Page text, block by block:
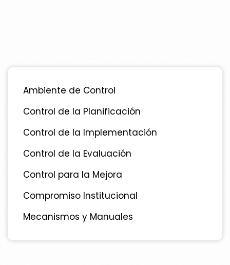
Ambiente de Control
Control de la Planificación
Control de la Implementación
Control de la Evaluación
Control para la Mejora
Compromiso Institucional
Mecanismos y Manuales